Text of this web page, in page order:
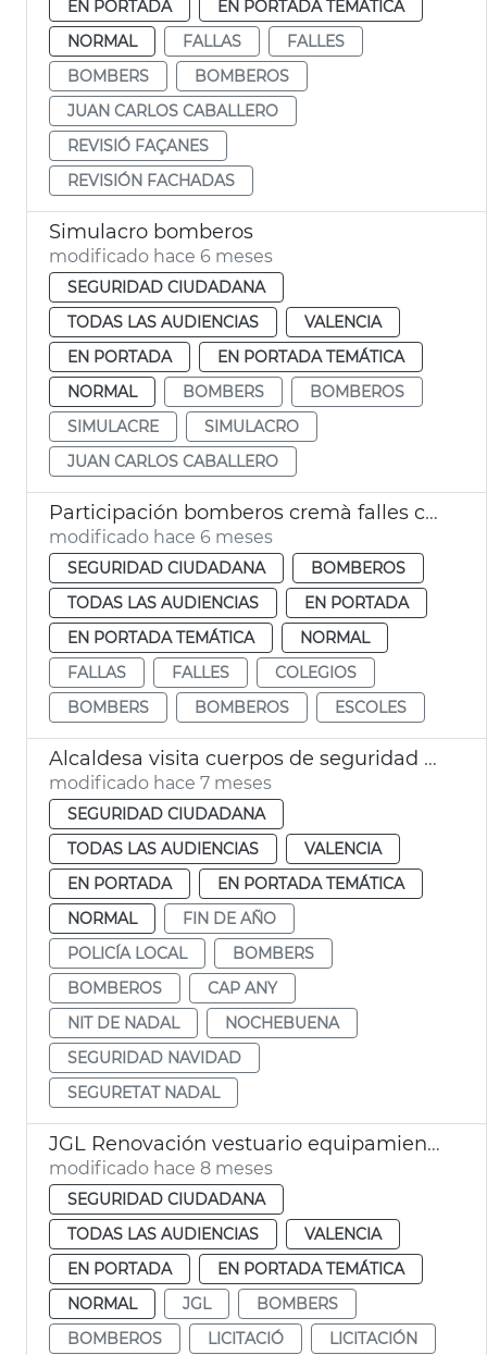
EN PORTADA
EN PORTADA TEMÁTICA
NORMAL
FALLAS
FALLES
BOMBERS
BOMBEROS
JUAN CARLOS CABALLERO
REVISIÓ FAÇANES
REVISIÓN FACHADAS
Simulacro bomberos
modificado hace 6 meses
SEGURIDAD CIUDADANA
TODAS LAS AUDIENCIAS
VALENCIA
EN PORTADA
EN PORTADA TEMÁTICA
NORMAL
BOMBERS
BOMBEROS
SIMULACRE
SIMULACRO
JUAN CARLOS CABALLERO
Participación bomberos cremà falles centros escolares València
modificado hace 6 meses
SEGURIDAD CIUDADANA
BOMBEROS
TODAS LAS AUDIENCIAS
EN PORTADA
EN PORTADA TEMÁTICA
NORMAL
FALLAS
FALLES
COLEGIOS
BOMBERS
BOMBEROS ESCOLES
Alcaldesa visita cuerpos de seguridad en Nochebuena
modificado hace 7 meses
SEGURIDAD CIUDADANA
TODAS LAS AUDIENCIAS
VALENCIA
EN PORTADA
EN PORTADA TEMÁTICA
NORMAL
FIN DE AÑO
POLICÍA LOCAL
BOMBERS
BOMBEROS
CAP ANY
NIT DE NADAL
NOCHEBUENA
SEGURIDAD NAVIDAD
SEGURETAT NADAL
JGL Renovación vestuario equipamiento Bomberos València
modificado hace 8 meses
SEGURIDAD CIUDADANA
TODAS LAS AUDIENCIAS
VALENCIA
EN PORTADA
EN PORTADA TEMÁTICA
NORMAL
JGL
BOMBERS
BOMBEROS
LICITACIÓ
LICITACIÓN